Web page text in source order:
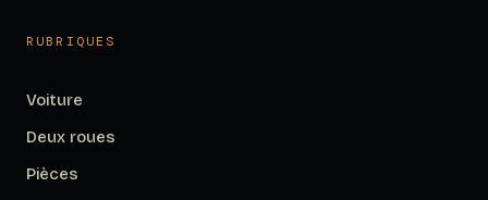
RUBRIQUES
Voiture
Deux roues
Pièces